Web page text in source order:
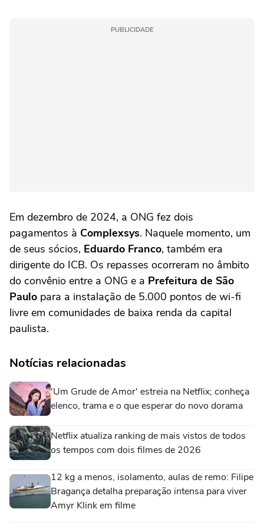
PUBLICIDADE
Em dezembro de 2024, a ONG fez dois
pagamentos à Complexsys. Naquele momento, um
de seus sócios, Eduardo Franco, também era
dirigente do ICB. Os repasses ocorreram no âmbito
do convênio entre a ONG e a Prefeitura de São
Paulo para a instalação de 5.000 pontos de wi-fi
livre em comunidades de baixa renda da capital
paulista.
Notícias relacionadas
'Um Grude de Amor' estreia na Netflix; conheça
elenco, trama e o que esperar do novo dorama
Netflix atualiza ranking de mais vistos de todos
os tempos com dois filmes de 2026
12 kg a menos, isolamento, aulas de remo: Filipe
Bragança detalha preparação intensa para viver
Amyr Klink em filme